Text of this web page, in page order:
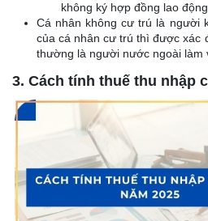
không ký hợp đồng lao
Cá nhân không cư trú là người
của cá nhân cư trú thì được xác
thường là người nước ngoài làm
3. Cách tính thuế thu nhập